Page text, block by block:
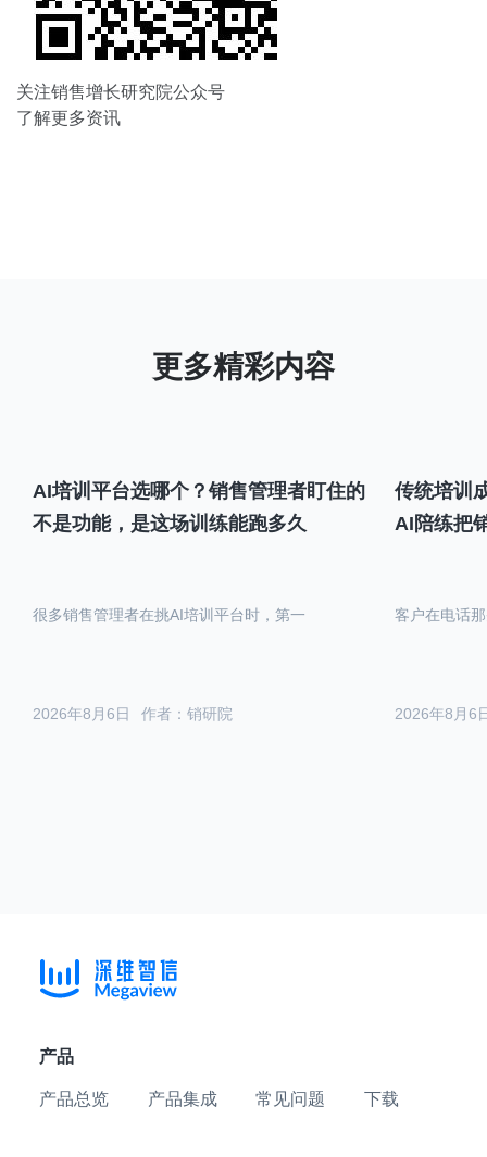
关注销售增长研究院公众号
了解更多资讯
AI培训平台选哪个？销售管理者盯住的
不是功能，是这场训练能跑多久
作者：销研院
2026年8月6日
很多销售管理者在挑AI培训平台时，第一
传统培训
AI陪练把
2026年8月6
客户在电话
产品
产品总览 产品集成 常见问题 下载